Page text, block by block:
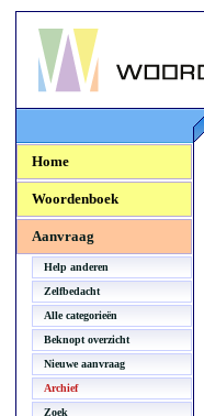
Woordenboek.NU
Home
Woordenboek
Aanvraag
Help anderen
Zelfbedacht
Alle categorieën
Beknopt overzicht
Nieuwe aanvraag
Archief
Zoek